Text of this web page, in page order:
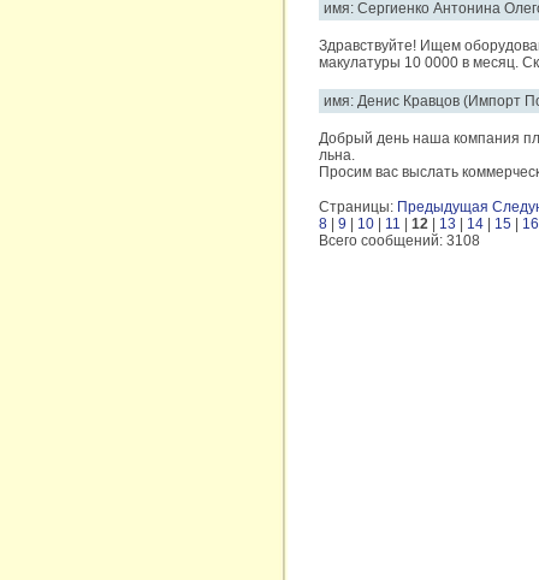
имя: Сергиенко Антонина
Здравствуйте! Ищем
макулатуры 10 0000 в месяц.
имя: Денис Кравцов (Импорт
Добрый день наша компания
льна.
Просим вас выслать
Страницы: Предыдущая
8
9 10 11 12 13 14 15
16
Всего сообщений: 3108